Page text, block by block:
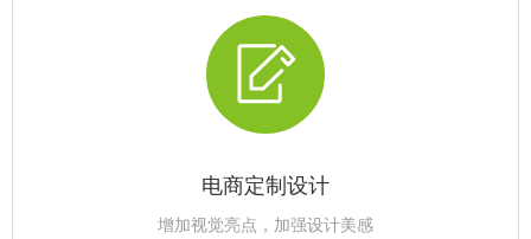
电商定制设计
增加视觉亮点，加强设计美感